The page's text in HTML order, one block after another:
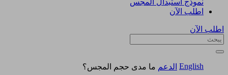
نموذج استبدال المجس
اطلب الآن
اطلب الآن
English الدعم ما مدى حجم المجس؟